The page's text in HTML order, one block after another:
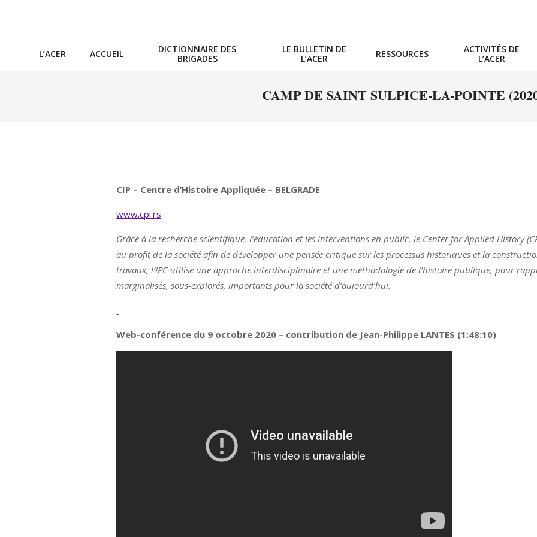
Primary
Menu
L’ACER ACCUEIL
DICTIONNAIRE DES
BRIGADES
LE BULLETIN DE
L’ACER
RESSOURCES
ACTIVITÉS DE
L’ACER
CAMP DE SAINT SULPICE-LA-POINTE
CIP – Centre d’Histoire Appliquée – BELGRADE
www.cpi.rs
Grâce à la recherche scientifique, l’éducation et les interventions en public, le Center for Applied History
au profit de la société afin de développer une pensée critique sur les processus historiques et la
travaux, l’IPC utilise une approche interdisciplinaire et une méthodologie de l’histoire publique, pour
marginalisés, sous-explorés, importants pour la société d’aujourd’hui.
Web-conférence du 9 octobre 2020 – contribution de Jean-Philippe LANTES (1:48:10)